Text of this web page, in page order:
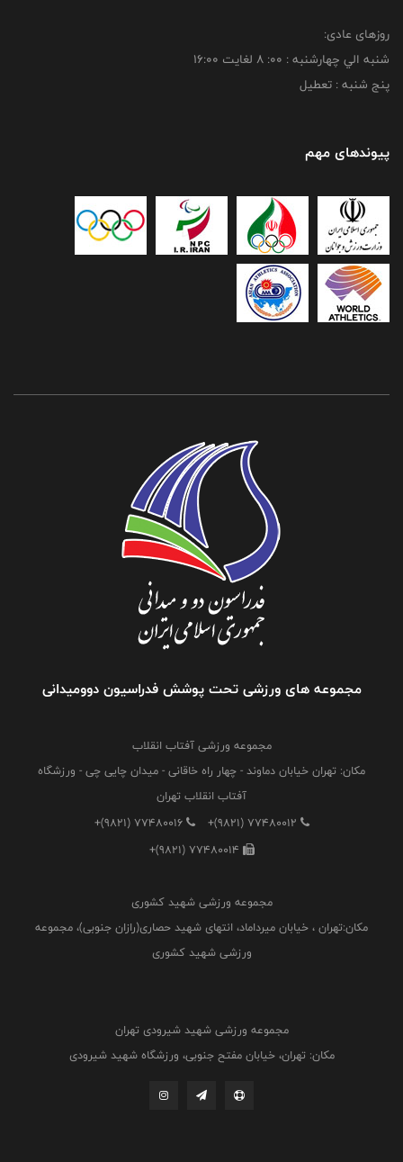
روزهای عادی:
شنبه الي چهارشنبه : 00: 8 لغايت 16:00
پنج شنبه : تعطیل
پیوندهای مهم
مجموعه های ورزشی تحت پوشش فدراسیون دوومیدانی
مجموعه ورزشی آفتاب انقلاب
مکان: تهران خیابان دماوند - چهار راه خاقانی - میدان چایی چی - ورزشگاه
آفتاب انقلاب تهران
+(9821) 77480012
+(9821) 77480016
+(9821) 77480014
مجموعه ورزشی شهید کشوری
مکان:تهران ، خیابان میرداماد، انتهای شهید حصاری(رازان جنوبی)، مجموعه
ورزشی شهید کشوری
مجموعه ورزشی شهید شیرودی تهران
مکان: تهران، خیابان مفتح جنوبی، ورزشگاه شهید شیرودی